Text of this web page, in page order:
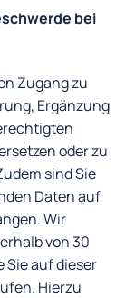
bei
Zugang zu
Ergänzung
oder zu
sind Sie
Daten auf
Wir
von 30
Sie auf dieser
Hierzu